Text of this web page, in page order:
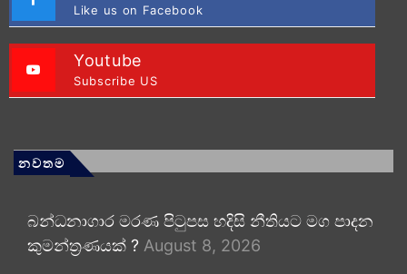
Like us on Facebook
Youtube
Subscribe US
නවතම
බන්ධනාගාර මරණ පිටුපස හදිසි නීතියට මග පාදන
කුමන්ත්‍රණයක් ? August 8, 2026